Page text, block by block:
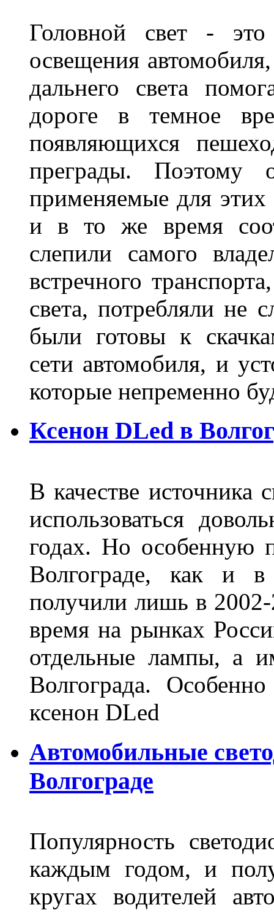
Головной свет -
освещения
дальнего света
дороге в темное
появляющихся
преграды. Поэтому
применяемые для
и в то же время
слепили самого
встречного
света, потребляли не
были готовы к
сети автомобиля, и
которые непременно
Ксенон DLed в
В качестве источника
использоваться
годах. Но особенную
Волгограде, как и
получили лишь в
время на рынках
отдельные лампы, а
Волгограда.
ксенон DLed
Автомобильные
Волгограде
Популярность
каждым годом, и
кругах водителей